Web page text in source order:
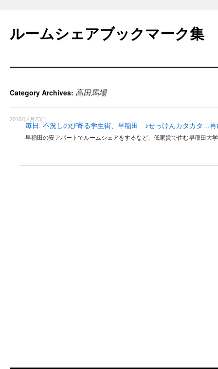
content
ルームシェアブックマーク集
Category Archives: 高田馬場
2010年4月23日
毎日: 不況しのび寄る学生街、早稲田 ♪せっけんカタカタ…再
早稲田の安アパートでルームシェアをするなど、低家賃で住む早稲田大